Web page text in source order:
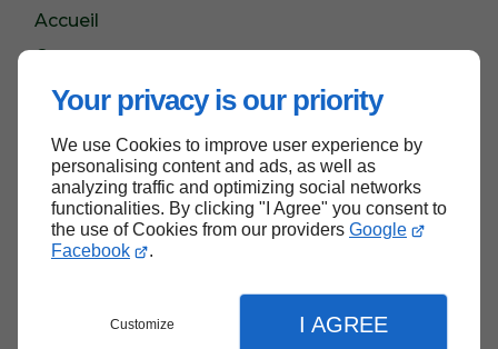
Your privacy is our priority
We use Cookies to improve user experience by
personalising content and ads, as well as
analyzing traffic and optimizing social networks
functionalities. By clicking "I Agree" you consent to
the use of Cookies from our providers Google
Facebook
.
Customize I AGREE
Accueil
Contactez-nous
Mentions légales
Haut de page